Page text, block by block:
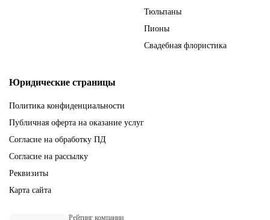
Тюльпаны
Пионы
Свадебная флористика
Юридические страницы
Политика конфиденциальности
Публичная оферта на оказание услуг
Согласие на обработку ПД
Согласие на рассылку
Реквизиты
Карта сайта
Рейтинг компании